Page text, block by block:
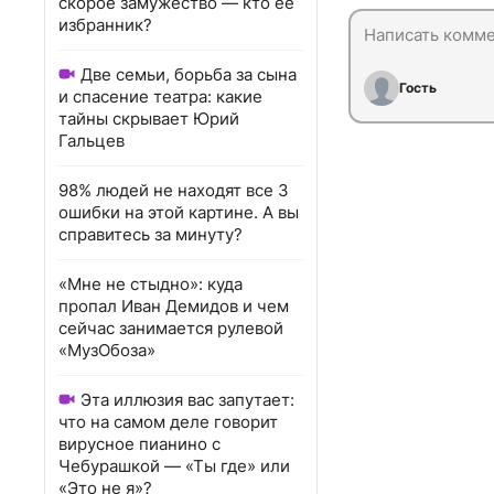
избранник?
Две семьи, борьба за сына
и спасение театра: какие
тайны скрывает Юрий
Гальцев
98% людей не находят все 3
ошибки на этой картине. А вы
справитесь за минуту?
«Мне не стыдно»: куда
пропал Иван Демидов и чем
сейчас занимается рулевой
«МузОбоза»
Эта иллюзия вас запутает:
что на самом деле говорит
вирусное пианино с
Чебурашкой — «Ты где» или
«Это не я»?
Гость